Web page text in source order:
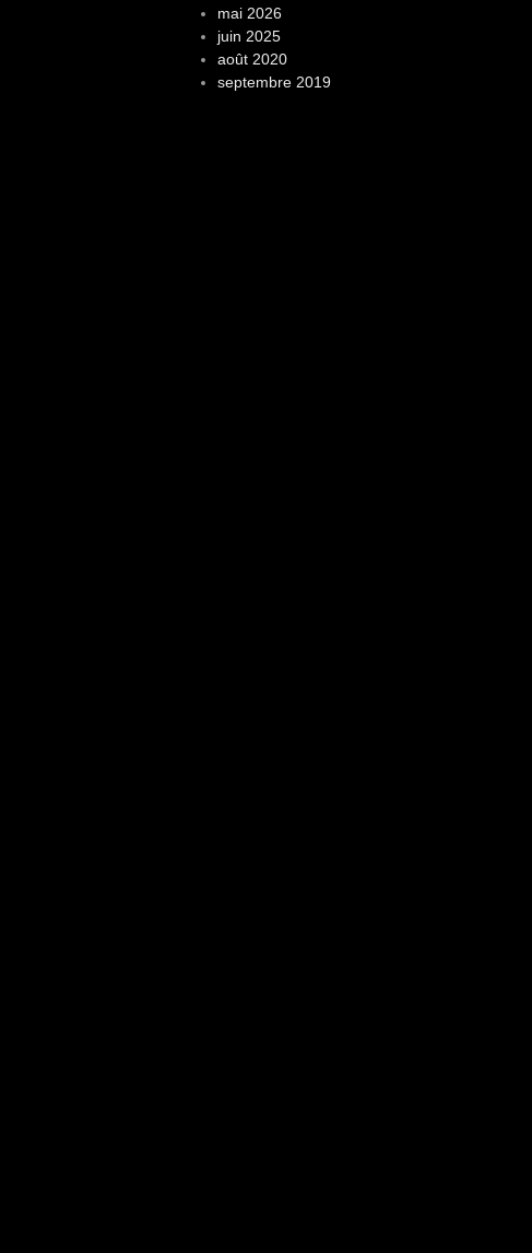
mai 2026
juin 2025
août 2020
septembre 2019